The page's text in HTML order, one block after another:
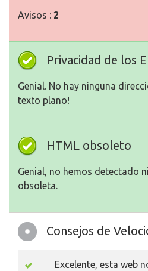
Avisos : 2
Privacidad de los
Genial. No hay ninguna
texto plano!
HTML obsoleto
Genial, no hemos detectado
obsoleta.
Consejos de
Excelente, esta web